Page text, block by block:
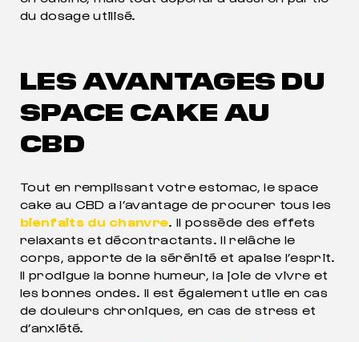
du dosage utilisé.
LES AVANTAGES DU
SPACE CAKE AU
CBD
Tout en remplissant votre estomac, le space
cake au CBD a l’avantage de procurer tous les
bienfaits du chanvre. Il possède des effets
relaxants et décontractants. Il relâche le
corps, apporte de la sérénité et apaise l’esprit.
Il prodigue la bonne humeur, la joie de vivre et
les bonnes ondes. Il est également utile en cas
de douleurs chroniques, en cas de stress et
d’anxiété.